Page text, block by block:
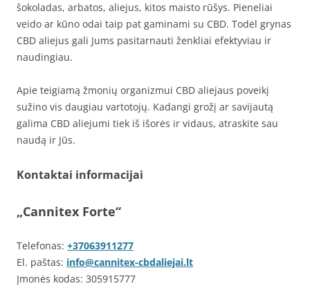
šokoladas, arbatos, aliejus, kitos maisto rūšys. Pieneliai
veido ar kūno odai taip pat gaminami su CBD. Todėl grynas
CBD aliejus gali Jums pasitarnauti ženkliai efektyviau ir
naudingiau.
Apie teigiamą žmonių organizmui CBD aliejaus poveikį
sužino vis daugiau vartotojų. Kadangi grožį ar savijautą
galima CBD aliejumi tiek iš išorės ir vidaus, atraskite sau
naudą ir Jūs.
Kontaktai informacijai
„Cannitex Forte“
Telefonas: +37063911277
El. paštas: info@cannitex-cbdaliejai.lt
Įmonės kodas: 305915777